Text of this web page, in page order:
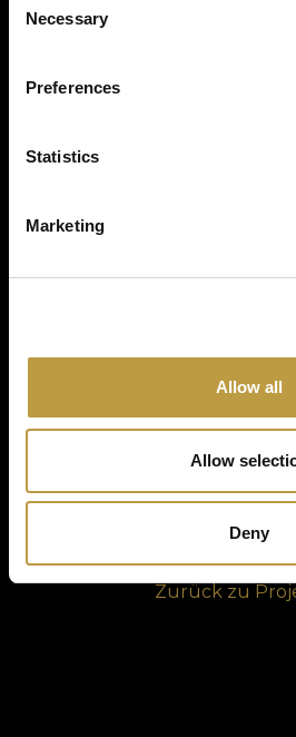
Selection
Necessary
Preferences
Statistics
Marketing
Allow all
Allow
Deny
Le circuit cyclable touristique
villages de la commune
Mompach (p.ex. Chapelle de
d'Echternach (p.ex. Auberge
www.rosportmompach.lu
Zurück zu